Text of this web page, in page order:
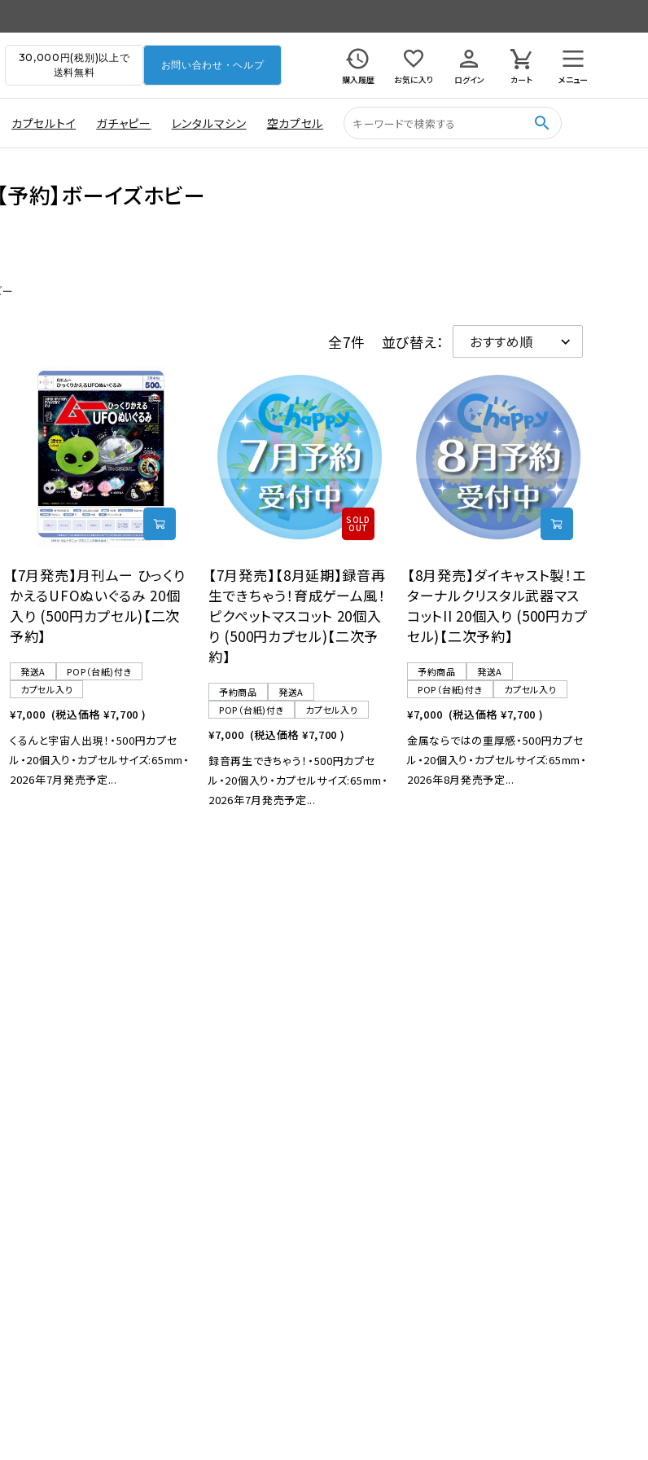
30,000円(税別)以上で
送料無料
お問い合わせ・ヘルプ
購入履歴
お気に入り ログイン カート メニュー
カプセルトイ ガチャピー レンタルマシン 空カプセル search
【予約】ボーイズホビー
全7件 並び替え：
【7月発売】月刊ムー ひっくり
かえるUFOぬいぐるみ 20個
入り (500円カプセル)【二次
予約】
発送A
POP（台紙)付き
カプセル入り
¥7,000 (税込価格 ¥7,700 )
くるんと宇宙人出現！・500円カプセ
ル・20個入り・カプセルサイズ:65mm・
2026年7月発売予定...
SOLD
OUT
【7月発売】【8月延期】録音再
生できちゃう！育成ゲーム風！
ピクペットマスコット 20個入
り (500円カプセル)【二次予
約】
予約商品
発送A
POP（台紙)付き
カプセル入り
¥7,000 (税込価格 ¥7,700 )
録音再生できちゃう！・500円カプセ
ル・20個入り・カプセルサイズ:65mm・
2026年7月発売予定...
【8月発売】ダイキャスト製！エ
ターナルクリスタル武器マス
コットII 20個入り (500円カプ
セル)【二次予約】
予約商品
発送A
POP（台紙)付き
カプセル入り
¥7,000 (税込価格 ¥7,700 )
金属ならではの重厚感・500円カプセ
ル・20個入り・カプセルサイズ:65mm・
2026年8月発売予定...